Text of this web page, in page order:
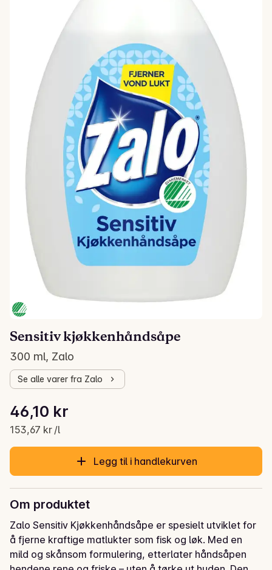
Sensitiv kjøkkenhåndsåpe
300 ml, Zalo
Se alle varer fra Zalo
Gjeldende pris er: 46,10 kr
46,10 kr
153,67 kr /l
Stykkpris: 153,67 kr /l
Legg til i handlekurven
Om produktet
Zalo Sensitiv Kjøkkenhåndsåpe er spesielt utviklet for
å fjerne kraftige matlukter som fisk og løk. Med en
mild og skånsom formulering, etterlater håndsåpen